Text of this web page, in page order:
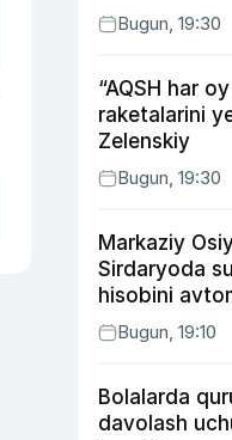
Bugun, 19:30
“AQSH har
raketalarini
Zelenskiy
Bugun, 19:30
Markaziy
Sirdaryoda
hisobini
rejasini ishlab
ma’qulladi
Bugun, 19:10
Bolalarda
davolash